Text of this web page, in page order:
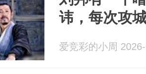
讳，每次攻
爱竞彩的小周